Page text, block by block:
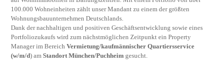
100.000 Wohneinheiten zählt unser Mandant zu einem der größten
Wohnungsbauunternehmen Deutschlands.
Dank der nachhaltigen und positiven Geschäftsentwicklung sowie eines
Portfoliozukaufs wird zum nächstmöglichen Zeitpunkt ein Property
Manager im BereichVermietung/kaufmännischer Quartiersservice
(w/m/d) amStandort München/Puchheim gesucht.